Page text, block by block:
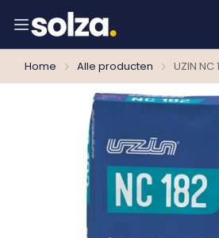
Home Alle producten